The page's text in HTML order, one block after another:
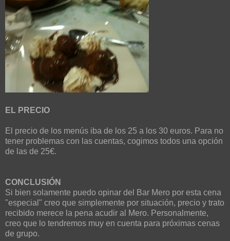
EL PRECIO
El precio de los menús iba de los 25 a los 30 euros. Para no
tener problemas con las cuentas, cogimos todos una opción
de las de 25€.
CONCLUSIÓN
Si bien solamente puedo opinar del Bar Mero por esta cena
"especial" creo que simplemente por situación, precio y trato
recibido merece la pena acudir al Mero. Personalmente,
creo que lo tendremos muy en cuenta para próximas cenas
de grupo.